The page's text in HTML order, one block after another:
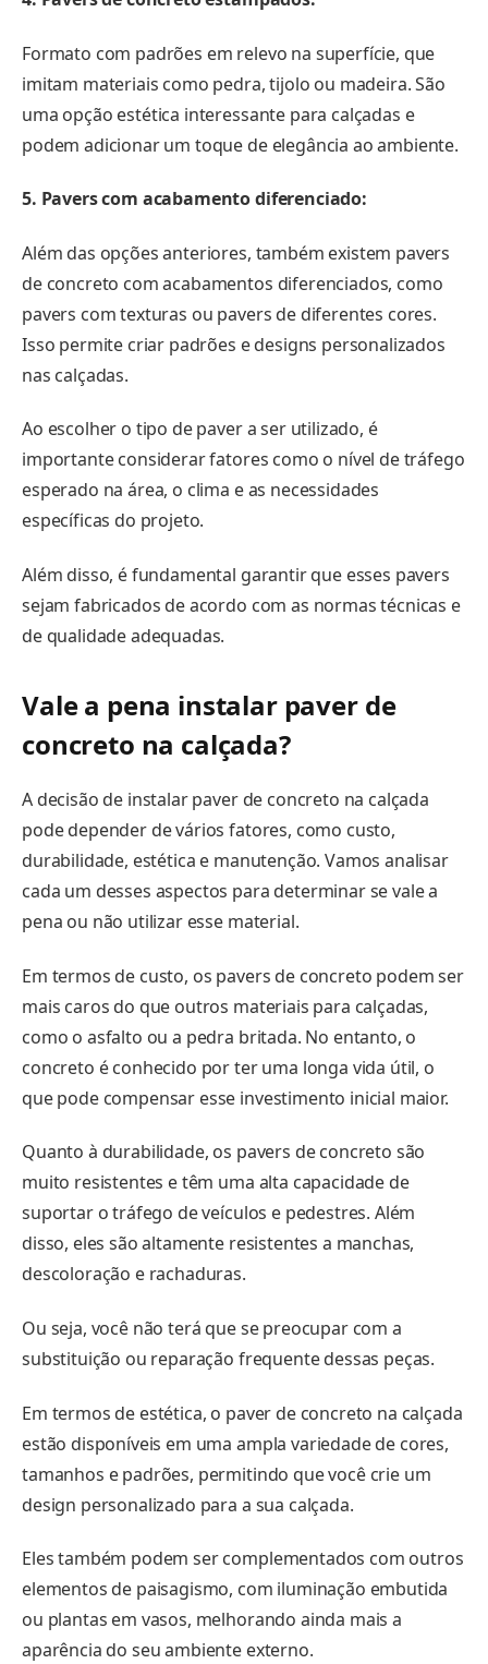
Formato com padrões em relevo na superfície, que
imitam materiais como pedra, tijolo ou madeira. São
uma opção estética interessante para calçadas e
podem adicionar um toque de elegância ao ambiente.
5. Pavers com acabamento diferenciado:
Além das opções anteriores, também existem pavers
de concreto com acabamentos diferenciados, como
pavers com texturas ou pavers de diferentes cores.
Isso permite criar padrões e designs personalizados
nas calçadas.
Ao escolher o tipo de paver a ser utilizado, é
importante considerar fatores como o nível de tráfego
esperado na área, o clima e as necessidades
específicas do projeto.
Além disso, é fundamental garantir que esses pavers
sejam fabricados de acordo com as normas técnicas e
de qualidade adequadas.
Vale a pena instalar paver de
concreto na calçada?
A decisão de instalar paver de concreto na calçada
pode depender de vários fatores, como custo,
durabilidade, estética e manutenção. Vamos analisar
cada um desses aspectos para determinar se vale a
pena ou não utilizar esse material.
Em termos de custo, os pavers de concreto podem ser
mais caros do que outros materiais para calçadas,
como o asfalto ou a pedra britada. No entanto, o
concreto é conhecido por ter uma longa vida útil, o
que pode compensar esse investimento inicial maior.
Quanto à durabilidade, os pavers de concreto são
muito resistentes e têm uma alta capacidade de
suportar o tráfego de veículos e pedestres. Além
disso, eles são altamente resistentes a manchas,
descoloração e rachaduras.
Ou seja, você não terá que se preocupar com a
substituição ou reparação frequente dessas peças.
Em termos de estética, o paver de concreto na calçada
estão disponíveis em uma ampla variedade de cores,
tamanhos e padrões, permitindo que você crie um
design personalizado para a sua calçada.
Eles também podem ser complementados com outros
elementos de paisagismo, com iluminação embutida
ou plantas em vasos, melhorando ainda mais a
aparência do seu ambiente externo.